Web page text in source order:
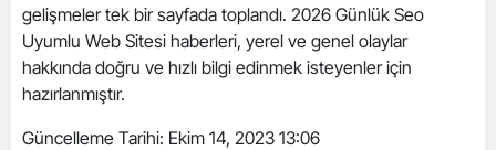
gelişmeler tek bir sayfada toplandı. 2026 Günlük Seo
Uyumlu Web Sitesi haberleri, yerel ve genel olaylar
hakkında doğru ve hızlı bilgi edinmek isteyenler için
hazırlanmıştır.
Güncelleme Tarihi: Ekim 14, 2023 13:06